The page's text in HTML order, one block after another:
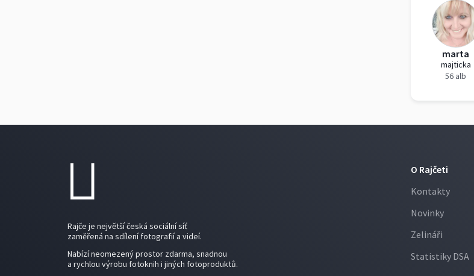
marta
majticka
56 alb
Rajče je největší česká sociální síť
zaměřená na sdílení fotografií a videí.
Nabízí neomezený prostor zdarma, snadnou
a rychlou výrobu fotoknih i jiných fotoproduktů.
O Rajčeti
Kontakty
Novinky
Zelináři
Statistiky DSA